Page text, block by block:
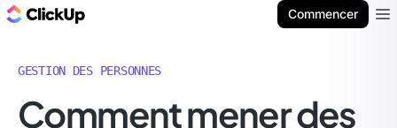
Commencer
GESTION DES PERSONNES
Comment mener des